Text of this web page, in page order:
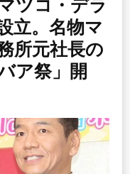
ツコ・デラ
立。名物マ
所元社長の
ア祭」開